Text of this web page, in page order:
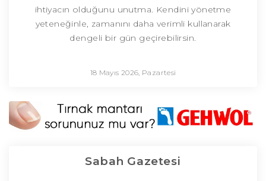
ihtiyacın olduğunu unutma. Kendini yönetme
yeteneğinle, zamanını daha verimli kullanarak
dengeli bir gün geçirebilirsin.
18 Mayıs 2026, Pazartesi
Sabah Gazetesi